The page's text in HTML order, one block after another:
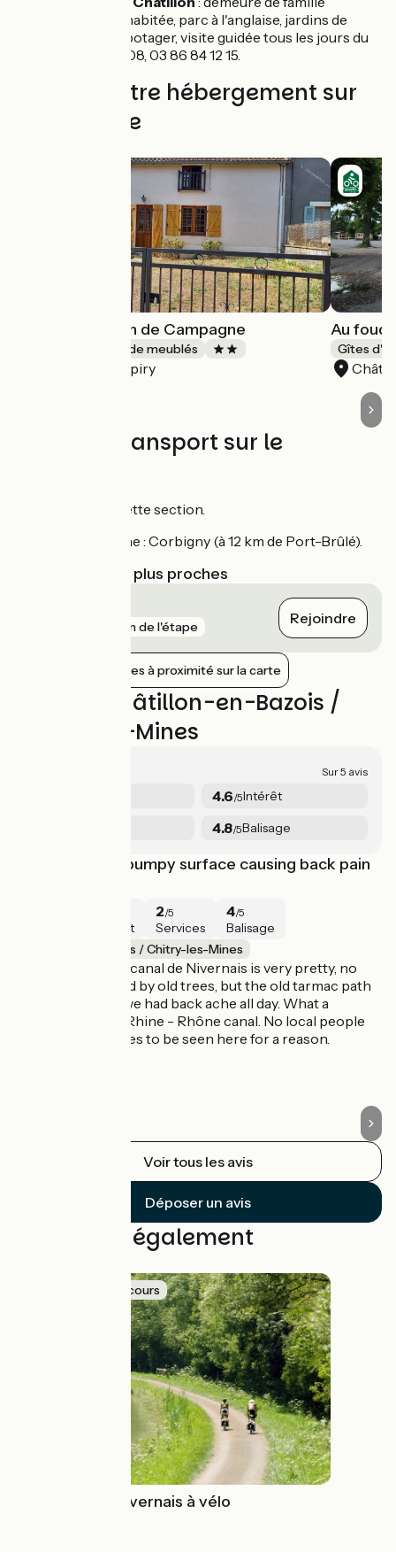
meublée et habitée, parc à l'anglaise, jardins de
l'orangerie, potager, visite guidée tous les jours du
15/07 au 29/08, 03 86 84 12 15.
Trouvez votre hébergement sur
cette étape
La Petite Maison de Campagne
Gîtes et locations de meublés
Epiry
Au
Gîtes
Trains et transport sur le
Pas de train sur cette section.
Gare la plus proche : Corbigny (à 12 km de Port-Brûlé).
Gares SNCF les plus proches
3 km de l'étape Rejoindre
Afficher les gares à proximité sur la carte
Avis sur Châtillon-en-Bazois /
Chitry-les-Mines
Sur 5 avis
4.6/5Intérêt
4.8/5Balisage
Idyllic but very bumpy surface causing back pain
Intérêt
2/5
Services
4/5
Balisage
Châtillon-en-Bazois / Chitry-les-Mines
Cycling along the canal de Nivernais is very pretty, no
cars, accompanied by old trees, but the old tarmac path
is so bumpy that we had back ache all day. What a
difference to the Rhine - Rhône canal. No local people
with racing bicycles to be seen here for a reason.
Voir tous les avis
Déposer un avis
Découvrez également
Idée de parcours
Le canal du Nivernais à vélo